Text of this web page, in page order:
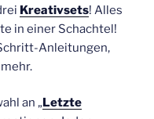
Kreativsets! Alles
in einer Schachtel!
Anleitungen,
an „ Letzte